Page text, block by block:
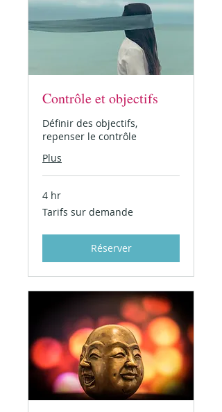
Contrôle et objectifs
Définir des objectifs,
repenser le contrôle
Plus
4 hr
Tarifs
sur
Tarifs sur demande
Réserver